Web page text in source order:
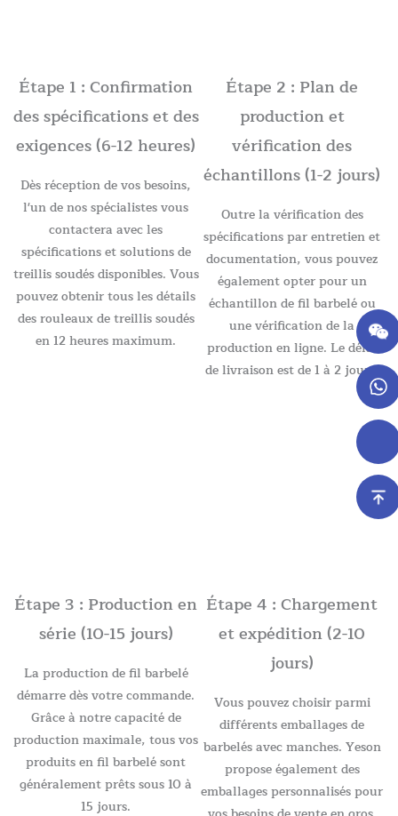
Étape 1 : Confirmation
des spécifications et des
exigences (6-12 heures)
Dès réception de vos besoins,
l'un de nos spécialistes vous
contactera avec les
spécifications et solutions de
treillis soudés disponibles. Vous
pouvez obtenir tous les détails
des rouleaux de treillis soudés
en 12 heures maximum.
Étape 2 : Plan de
production et
vérification des
échantillons (1-2 jours)
Outre la vérification des
spécifications par entretien et
documentation, vous pouvez
également opter pour un
échantillon de fil barbelé ou
une vérification de la
production en ligne. Le délai
de livraison est de 1 à 2 jours.
Étape 3 : Production en
série (10-15 jours)
La production de fil barbelé
démarre dès votre commande.
Grâce à notre capacité de
production maximale, tous vos
produits en fil barbelé sont
généralement prêts sous 10 à
15 jours.
Étape 4 : Chargement
et expédition (2-10
jours)
Vous pouvez choisir parmi
différents emballages de
barbelés avec manches. Yeson
propose également des
emballages personnalisés pour